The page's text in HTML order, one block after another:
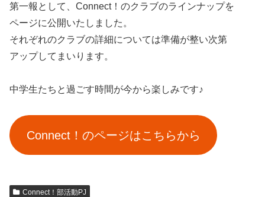
第一報として、Connect！のクラブのラインナップを
ページに公開いたしました。
それぞれのクラブの詳細については準備が整い次第
アップしてまいります。
中学生たちと過ごす時間が今から楽しみです♪
Connect！のページはこちらから
Connect！部活動PJ